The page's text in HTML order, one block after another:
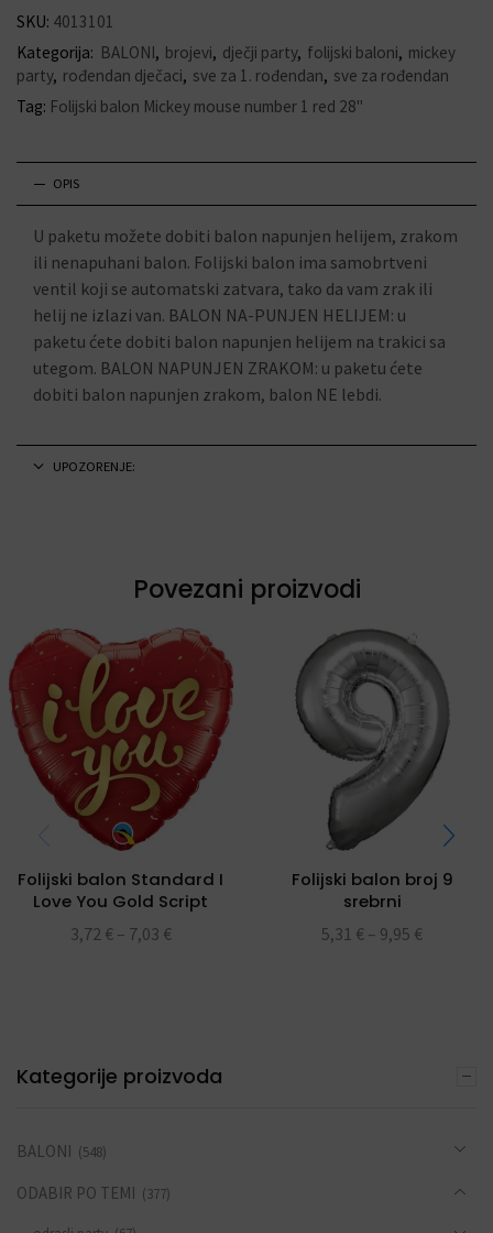
SKU: 4013101
Kategorija: BALONI, brojevi, dječji party, folijski baloni, mickey
party, rođendan dječaci, sve za 1. rođendan, sve za rođendan
Tag: Folijski balon Mickey mouse number 1 red 28"
OPIS
U paketu možete dobiti balon napunjen helijem, zrakom
ili nenapuhani balon. Folijski balon ima samobrtveni
ventil koji se automatski zatvara, tako da vam zrak ili
helij ne izlazi van. BALON NA-PUNJEN HELIJEM: u
paketu ćete dobiti balon napunjen helijem na trakici sa
utegom. BALON NAPUNJEN ZRAKOM: u paketu ćete
dobiti balon napunjen zrakom, balon NE lebdi.
UPOZORENJE:
Povezani proizvodi
Folijski balon Standard I
Love You Gold Script
folijski balon 18″
3,72 € – 7,03 €
Folijski balon broj 9
srebrni
5,31 € – 9,95 €
Kategorije proizvoda
BALONI (548)
ODABIR PO TEMI (377)